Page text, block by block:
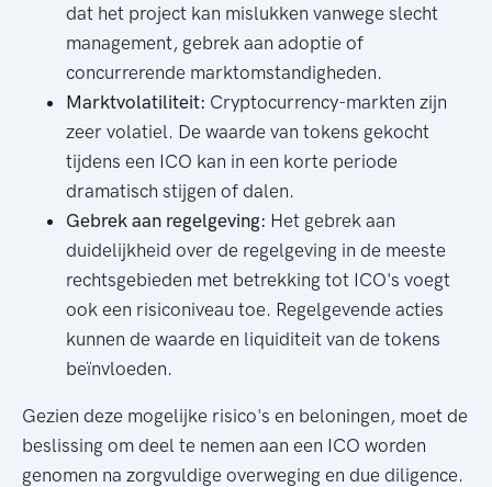
dat het project kan mislukken vanwege slecht
management, gebrek aan adoptie of
concurrerende marktomstandigheden.
Marktvolatiliteit: Cryptocurrency-markten zijn
zeer volatiel. De waarde van tokens gekocht
tijdens een ICO kan in een korte periode
dramatisch stijgen of dalen.
Gebrek aan regelgeving: Het gebrek aan
duidelijkheid over de regelgeving in de meeste
rechtsgebieden met betrekking tot ICO's voegt
ook een risiconiveau toe. Regelgevende acties
kunnen de waarde en liquiditeit van de tokens
beïnvloeden.
Gezien deze mogelijke risico's en beloningen, moet de
beslissing om deel te nemen aan een ICO worden
genomen na zorgvuldige overweging en due diligence.